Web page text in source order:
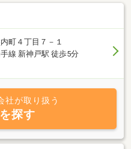
町４丁目７－１
線 新神戸駅 徒歩5分
社が取り扱う
探す